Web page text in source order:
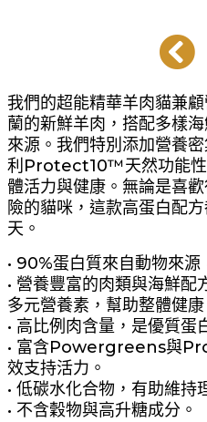
我們的超能精華羊肉貓兼
蘭的新鮮羊肉，搭配多樣
來源。我們特別添加營養
利Protect10™天然功能性
體活力與健康。無論是喜
險的貓咪，這款高蛋白配
天。
• 90%蛋白質來自動物來源
• 營養豐富的肉類與海鮮
多元營養素，幫助整體健康
• 高比例肉含量，是優質蛋
• 富含Powergreens與
效支持活力。
• 低碳水化合物，有助維持
• 不含穀物與高升糖成分。